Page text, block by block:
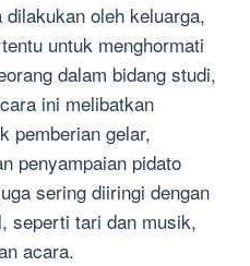
oleh keluarga,
untuk menghormati
dalam bidang studi,
ini melibatkan
pemberian gelar,
penyampaian pidato
sering diiringi dengan
seperti tari dan musik,
acara.